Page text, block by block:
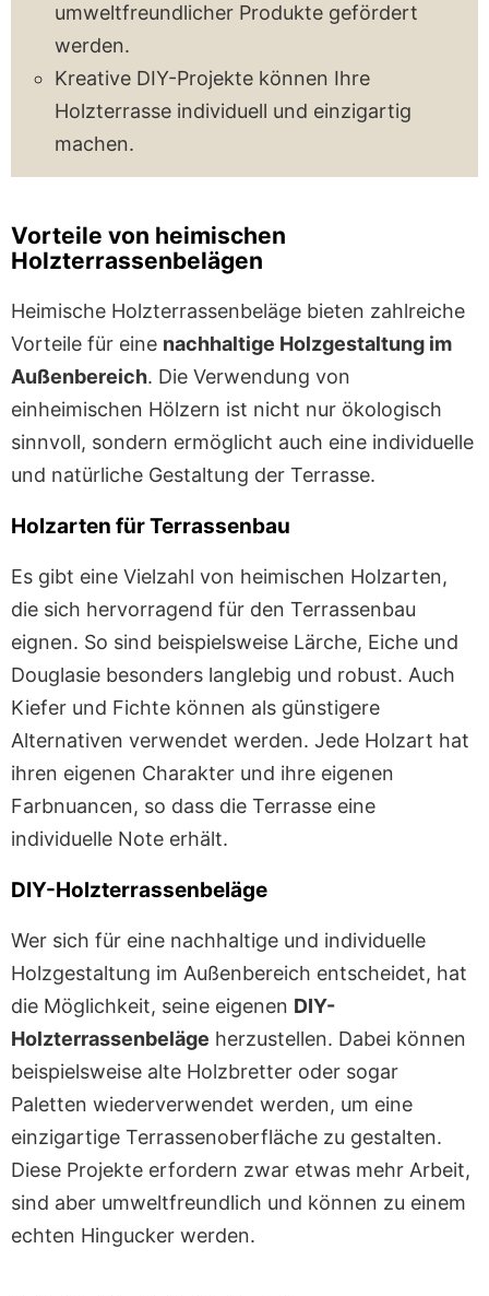
umweltfreundlicher Produkte gefördert
werden.
Kreative DIY-Projekte können Ihre
Holzterrasse individuell und einzigartig
machen.
Vorteile von heimischen
Holzterrassenbelägen
Heimische Holzterrassenbeläge bieten zahlreiche
Vorteile für eine nachhaltige Holzgestaltung im
Außenbereich. Die Verwendung von
einheimischen Hölzern ist nicht nur ökologisch
sinnvoll, sondern ermöglicht auch eine individuelle
und natürliche Gestaltung der Terrasse.
Holzarten für Terrassenbau
Es gibt eine Vielzahl von heimischen Holzarten,
die sich hervorragend für den Terrassenbau
eignen. So sind beispielsweise Lärche, Eiche und
Douglasie besonders langlebig und robust. Auch
Kiefer und Fichte können als günstigere
Alternativen verwendet werden. Jede Holzart hat
ihren eigenen Charakter und ihre eigenen
Farbnuancen, so dass die Terrasse eine
individuelle Note erhält.
DIY-Holzterrassenbeläge
Wer sich für eine nachhaltige und individuelle
Holzgestaltung im Außenbereich entscheidet, hat
die Möglichkeit, seine eigenen DIY-
Holzterrassenbeläge herzustellen. Dabei können
beispielsweise alte Holzbretter oder sogar
Paletten wiederverwendet werden, um eine
einzigartige Terrassenoberfläche zu gestalten.
Diese Projekte erfordern zwar etwas mehr Arbeit,
sind aber umweltfreundlich und können zu einem
echten Hingucker werden.